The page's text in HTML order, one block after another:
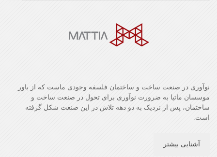
نوآوری در صنعت ساخت و ساختمان فلسفه وجودی ماست که از باور
موسسان ماتیا به ضرورت نوآوری برای تحول در صنعت ساخت و
ساختمان، پس از نزدیک به دو دهه تلاش در این صنعت شکل گرفته
است.
آشنایی بیشتر